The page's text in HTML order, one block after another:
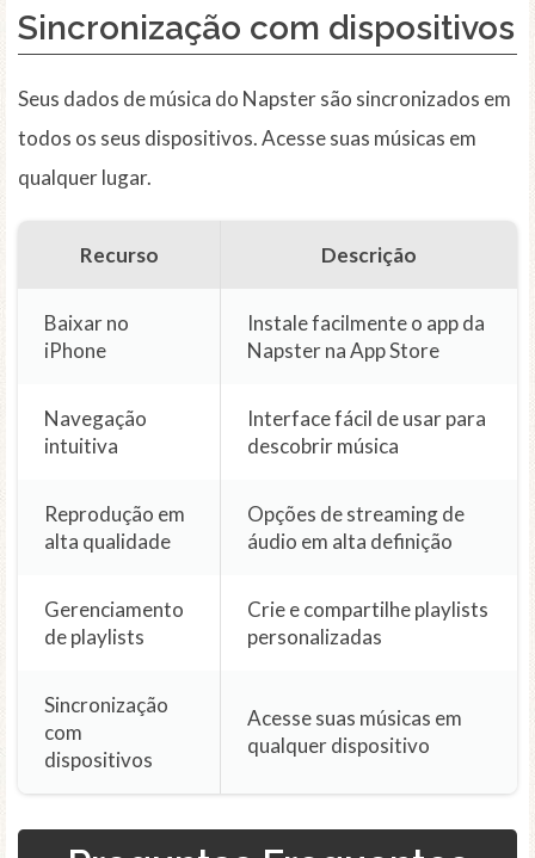
Sincronização com dispositivos
Seus dados de música do Napster são sincronizados em
todos os seus dispositivos. Acesse suas músicas em
qualquer lugar.
Recurso Descrição
Baixar no
iPhone
Instale facilmente o app da
Napster na App Store
Navegação
intuitiva
Interface fácil de usar para
descobrir música
Reprodução em
alta qualidade
Opções de streaming de
áudio em alta definição
Gerenciamento
de playlists
Crie e compartilhe playlists
personalizadas
Sincronização
com
dispositivos
Acesse suas músicas em
qualquer dispositivo